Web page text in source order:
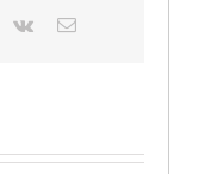
Vk Email